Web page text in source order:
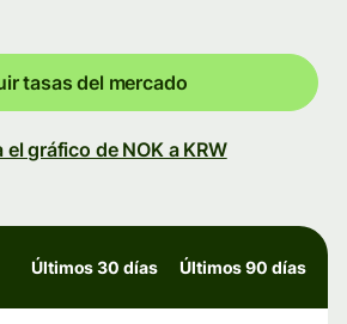
tasas del mercado
gráfico de NOK a KRW
Últimos 30 días Últimos 90 días